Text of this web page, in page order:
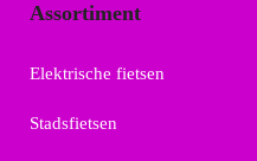
Assortiment
Elektrische fietsen
Stadsfietsen